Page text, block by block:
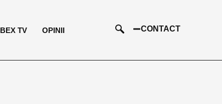
BEX TV OPINII CONTACT